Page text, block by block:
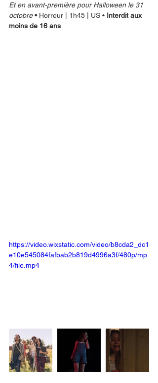
Et en avant-première pour Halloween le 31
octobre • Horreur | 1h45 | US • Interdit aux
moins de 16 ans
https://video.wixstatic.com/video/b8cda2_dc1
e10e545084fafbab2b819d4996a3f/480p/mp
4/file.mp4